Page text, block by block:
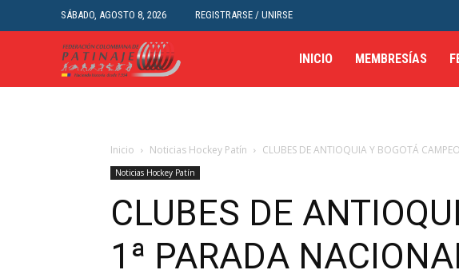
SÁBADO, AGOSTO 8, 2026 REGISTRARSE / UNIRSE
INICIO MEMBRESÍAS
Inicio Noticias Hockey Patín CLUBES DE ANTIOQUIA Y BOGOTÁ
Noticias Hockey Patín
CLUBES DE
1ª PARADA